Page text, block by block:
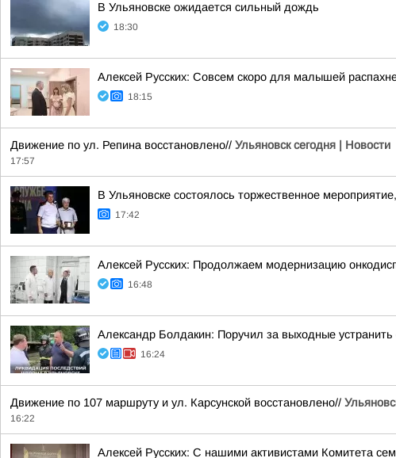
В Ульяновске ожидается сильный дождь
18:30
Алексей Русских: Совсем скоро для малышей
18:15
Движение по ул. Репина восстановлено// Ульяновск сегодня | Новости
17:57
В Ульяновске состоялось торжественное
17:42
Алексей Русских: Продолжаем модернизацию
16:48
Александр Болдакин: Поручил за выходные
16:24
Движение по 107 маршруту и ул. Карсунской восстановлено//
16:22
Алексей Русских: С нашими активистами Комитета